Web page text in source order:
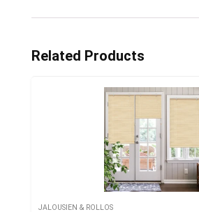
Related Products
JALOUSIEN & ROLLOS